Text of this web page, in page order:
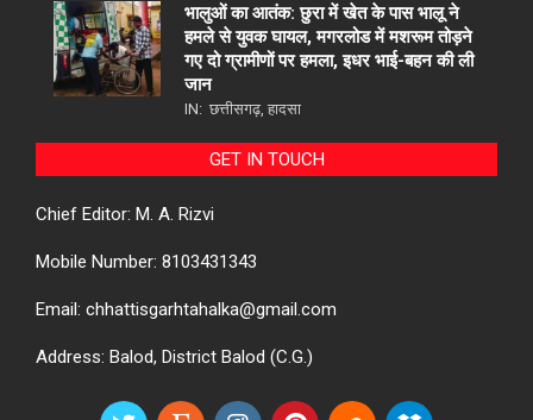
भालुओं का आतंक: छुरा में खेत के पास भालू ने
हमले से युवक घायल, मगरलोड में मशरूम तोड़ने
गए दो ग्रामीणों पर हमला, इधर भाई-बहन की ली
जान
IN: छत्तीसगढ़ हादसा
GET IN TOUCH
Chief Editor: M. A. Rizvi
Mobile Number: 8103431343
Email: chhattisgarhtahalka@gmail.com
Address: Balod, District Balod (C.G.)